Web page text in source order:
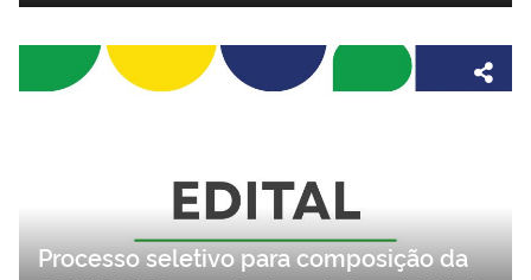
Processo seletivo para composição da